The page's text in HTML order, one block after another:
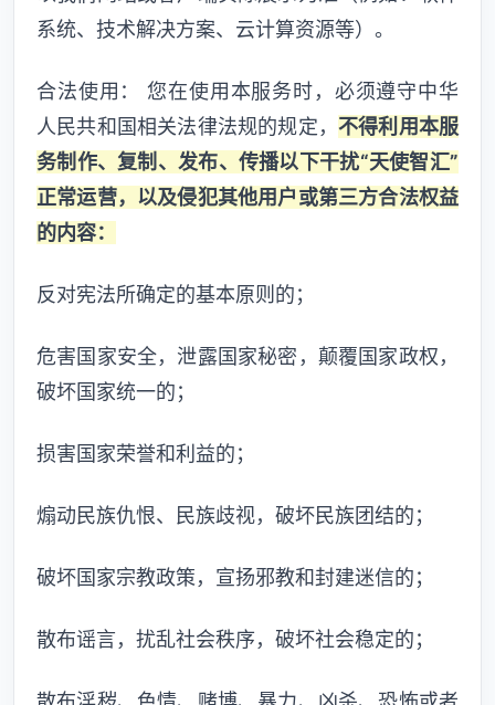
系统、技术解决方案、云计算资源等）。
合法使用： 您在使用本服务时，必须遵守中华
人民共和国相关法律法规的规定， 不得利用本服
务制作、复制、发布、传播以下干扰“天使智汇”
正常运营，以及侵犯其他用户或第三方合法权益
的内容：
反对宪法所确定的基本原则的；
危害国家安全，泄露国家秘密，颠覆国家政权，
破坏国家统一的；
损害国家荣誉和利益的；
煽动民族仇恨、民族歧视，破坏民族团结的；
破坏国家宗教政策，宣扬邪教和封建迷信的；
散布谣言，扰乱社会秩序，破坏社会稳定的；